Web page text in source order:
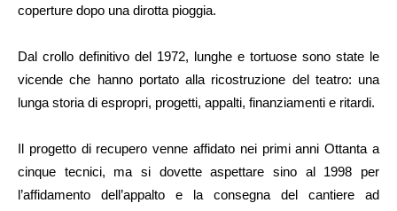
coperture dopo una dirotta pioggia.
Dal crollo definitivo del 1972, lunghe e tortuose sono state le
vicende che hanno portato alla ricostruzione del teatro: una
lunga storia di espropri, progetti, appalti, finanziamenti e ritardi.
Il progetto di recupero venne affidato nei primi anni Ottanta a
cinque tecnici, ma si dovette aspettare sino al 1998 per
l’affidamento dell’appalto e la consegna del cantiere ad